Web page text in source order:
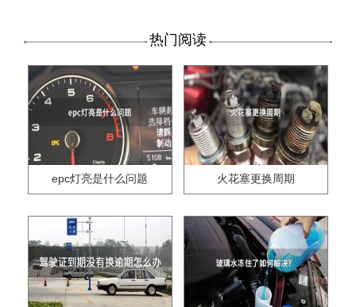
热门阅读
epc灯亮是什么问题 火花塞更换周期